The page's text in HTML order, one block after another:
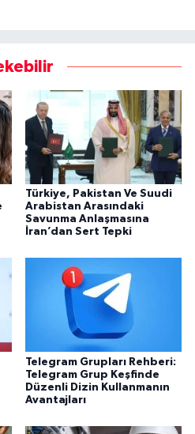
Türkiye, Pakistan Ve Suudi
Arabistan Arasındaki
Savunma Anlaşmasına
İran’dan Sert Tepki
Telegram Grupları Rehberi:
Telegram Grup Keşfinde
Düzenli Dizin Kullanmanın
Avantajları